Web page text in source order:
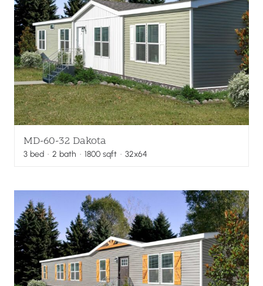
MD-60-32 Dakota
3 bed · 2 bath · 1800 sqft· 32x64